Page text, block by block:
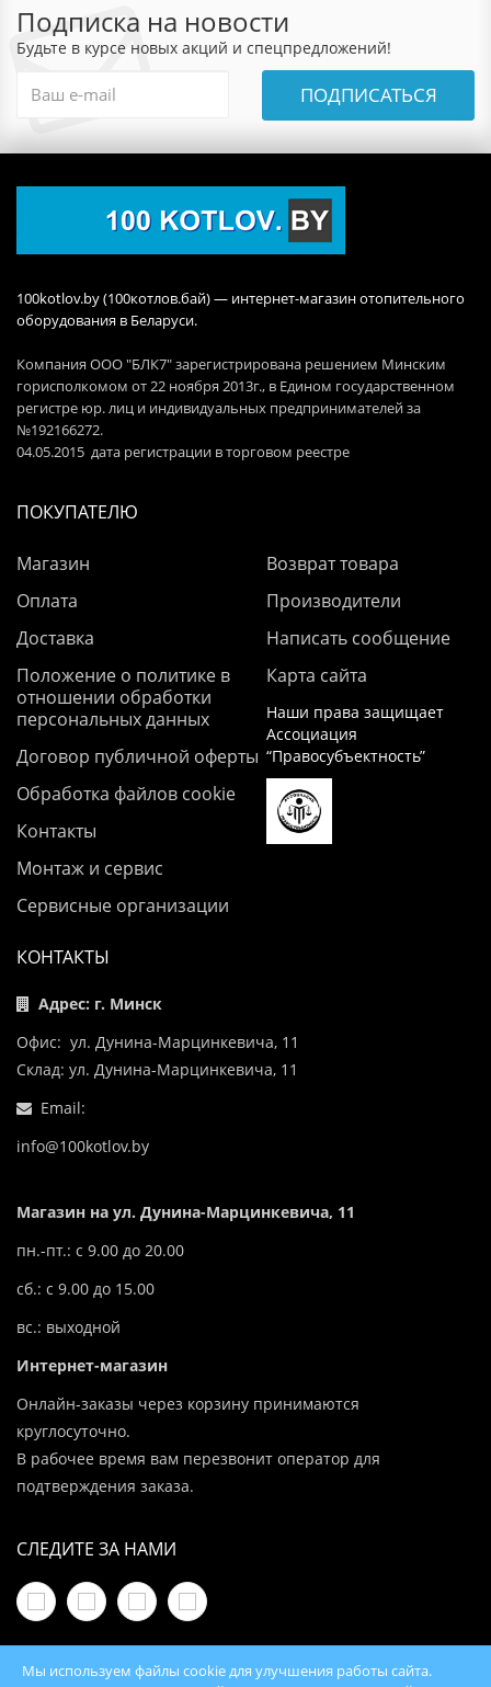
Подписка на новости
Будьте в курсе новых акций и спецпредложений!
ПОДПИСАТЬСЯ
100kotlov.by (100котлов.бай) — интернет-магазин отопительного
оборудования в Беларуси.
Компания ООО "БЛК7" зарегистрирована решением Минским
горисполкомом от 22 ноября 2013г., в Едином государственном
регистре юр. лиц и индивидуальных предпринимателей за
№192166272.
04.05.2015 дата регистрации в торговом реестре
ПОКУПАТЕЛЮ
Магазин
Оплата
Доставка
Положение о политике в
отношении обработки
персональных данных
Договор публичной оферты
Обработка файлов cookie
Контакты
Монтаж и сервис
Сервисные организации
Возврат товара
Производители
Написать сообщение
Карта сайта
Наши права защищает
Ассоциация
“Правосубъектность”
КОНТАКТЫ
Адрес: г. Минск
Офис: ул. Дунина-Марцинкевича, 11
Склад: ул. Дунина-Марцинкевича, 11
Email:
info@100kotlov.by
Магазин на ул. Дунина-Марцинкевича, 11
пн.-пт.: с 9.00 до 20.00
сб.: с 9.00 до 15.00
вс.: выходной
Интернет-магазин
Онлайн-заказы через корзину принимаются
круглосуточно.
В рабочее время вам перезвонит оператор для
подтверждения заказа.
СЛЕДИТЕ ЗА НАМИ
Мы используем файлы cookie для улучшения работы сайта.